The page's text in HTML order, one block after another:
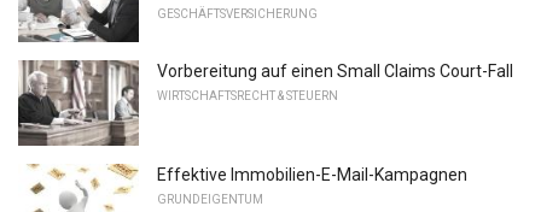
GESCHÄFTSVERSICHERUNG
Vorbereitung auf einen Small Claims Court-Fall
WIRTSCHAFTSRECHT & STEUERN
Effektive Immobilien-E-Mail-Kampagnen
GRUNDEIGENTUM